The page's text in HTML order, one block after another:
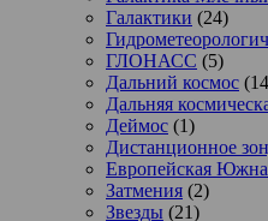
Галактики (24)
ГЛОНАСС (5)
Дальний космос
Дальняя
Деймос (1)
Дистанционное
Европейская
Затмения (2)
Звезды (21)